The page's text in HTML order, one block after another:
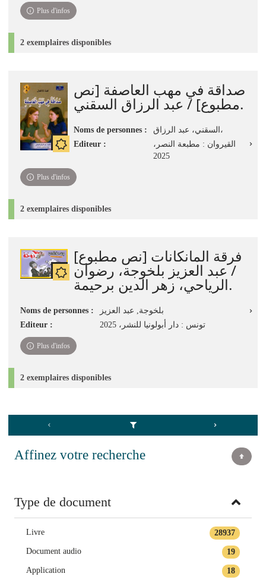
Plus d'infos
2 exemplaires disponibles
صداقة في مهب العاصفة [نص
مطبوع] / عبد الرزاق السقني.
Noms de personnes :
السقني، عبد الرزاق،
Editeur :
القيروان : مطبعة النصر،
2025
Plus d'infos
2 exemplaires disponibles
فرقة المانكانات [نص مطبوع]
/ عبد العزيز بلخوجة، رضوان
الرياحي، زهر الدين برحيمة.
Noms de personnes :
بلخوجة, ‏عبد العزيز
Editeur :
تونس : دار أبولونيا للنشر، 2025
Plus d'infos
2 exemplaires disponibles
Affinez votre recherche
Type de document
28937
Livre
19
Document audio
18
Application